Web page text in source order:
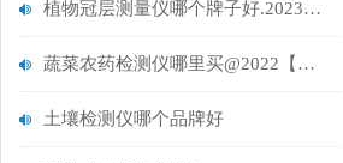
植物冠层测量仪哪个牌子好.2023行业畅销品牌云唐
蔬菜农药检测仪哪里买@2022【云唐科技升级智能款上市】
土壤检测仪哪个品牌好